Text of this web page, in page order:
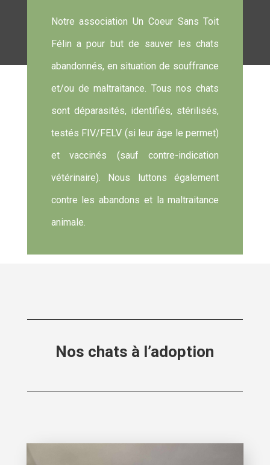
Notre association Un Coeur Sans Toit
Félin a pour but de sauver les chats
abandonnés, en situation de souffrance
et/ou de maltraitance. Tous nos chats
sont déparasités, identifiés, stérilisés,
testés FIV/FELV (si leur âge le permet)
et vaccinés (sauf contre-indication
vétérinaire). Nous luttonségalement
contre les abandons et la maltraitance
animale.
Nos chats à l’adoption